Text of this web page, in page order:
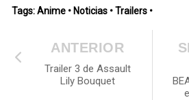
Tags:Anime • Noticias •Trailers •
ANTERIOR
Trailer 3 de Assault
Lily Bouquet